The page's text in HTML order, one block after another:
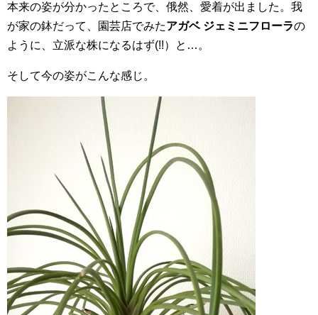
本来の姿が分かったところで、俄然、愛着が出ました。我
が家の鉢だって、園芸店でみたアガベ ジェミニフローラの
ように、立派な株になるはず(!!）と…。
そして今の姿がこんな感じ。